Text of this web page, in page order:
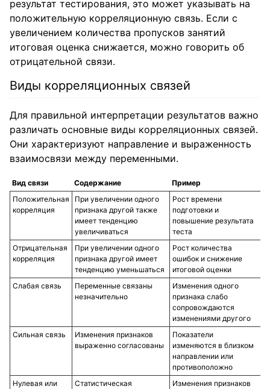
результат тестирования, это может указывать на
положительную корреляционную связь. Если с
увеличением количества пропусков занятий
итоговая оценка снижается, можно говорить об
отрицательной связи.
Виды корреляционных связей
Для правильной интерпретации результатов важно
различать основные виды корреляционных связей.
Они характеризуют направление и выраженность
взаимосвязи между переменными.
Вид связи Содержание
Пример
Положительная
корреляция
При увеличении одного
признака другой также
имеет тенденцию
увеличиваться
Рост времени
подготовки и
повышение результата
теста
Отрицательная
корреляция
При увеличении одного
признака другой имеет
тенденцию уменьшаться
Рост количества
ошибок и снижение
итоговой оценки
Слабая связь
Переменные связаны
незначительно
Изменения одного
признака слабо
сопровождаются
изменениями другого
Сильная связь
Изменения признаков
выраженно согласованы
Показатели
изменяются в близком
направлении или
противоположно
Нулевая или
Статистическая
Изменения признаков